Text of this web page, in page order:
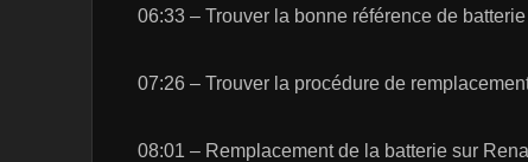
06:33 – Trouver la bonne référence de batterie
07:26 – Trouver la procédure de
08:01 – Remplacement de la batterie sur